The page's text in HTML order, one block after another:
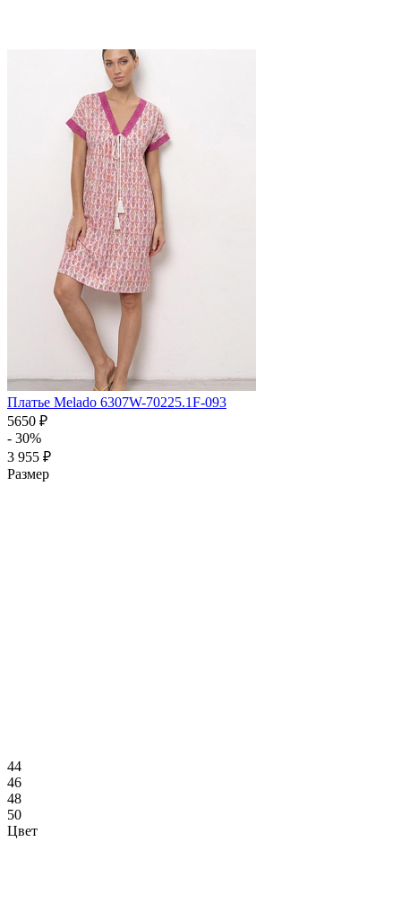
Платье Melado 6307W-70225.1F-093
5650 ₽
- 30%
3 955 ₽
Размер
44
46
48
50
Цвет